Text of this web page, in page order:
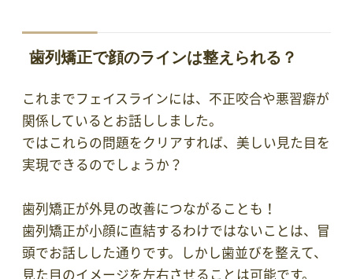
歯列矯正で顔のラインは整えられる？
これまでフェイスラインには、不正咬合や悪習癖が
関係しているとお話ししました。
ではこれらの問題をクリアすれば、美しい見た目を
実現できるのでしょうか？
歯列矯正が外見の改善につながることも！
歯列矯正が小顔に直結するわけではないことは、冒
頭でお話しした通りです。しかし歯並びを整えて、
見た目のイメージを左右させることは可能です。